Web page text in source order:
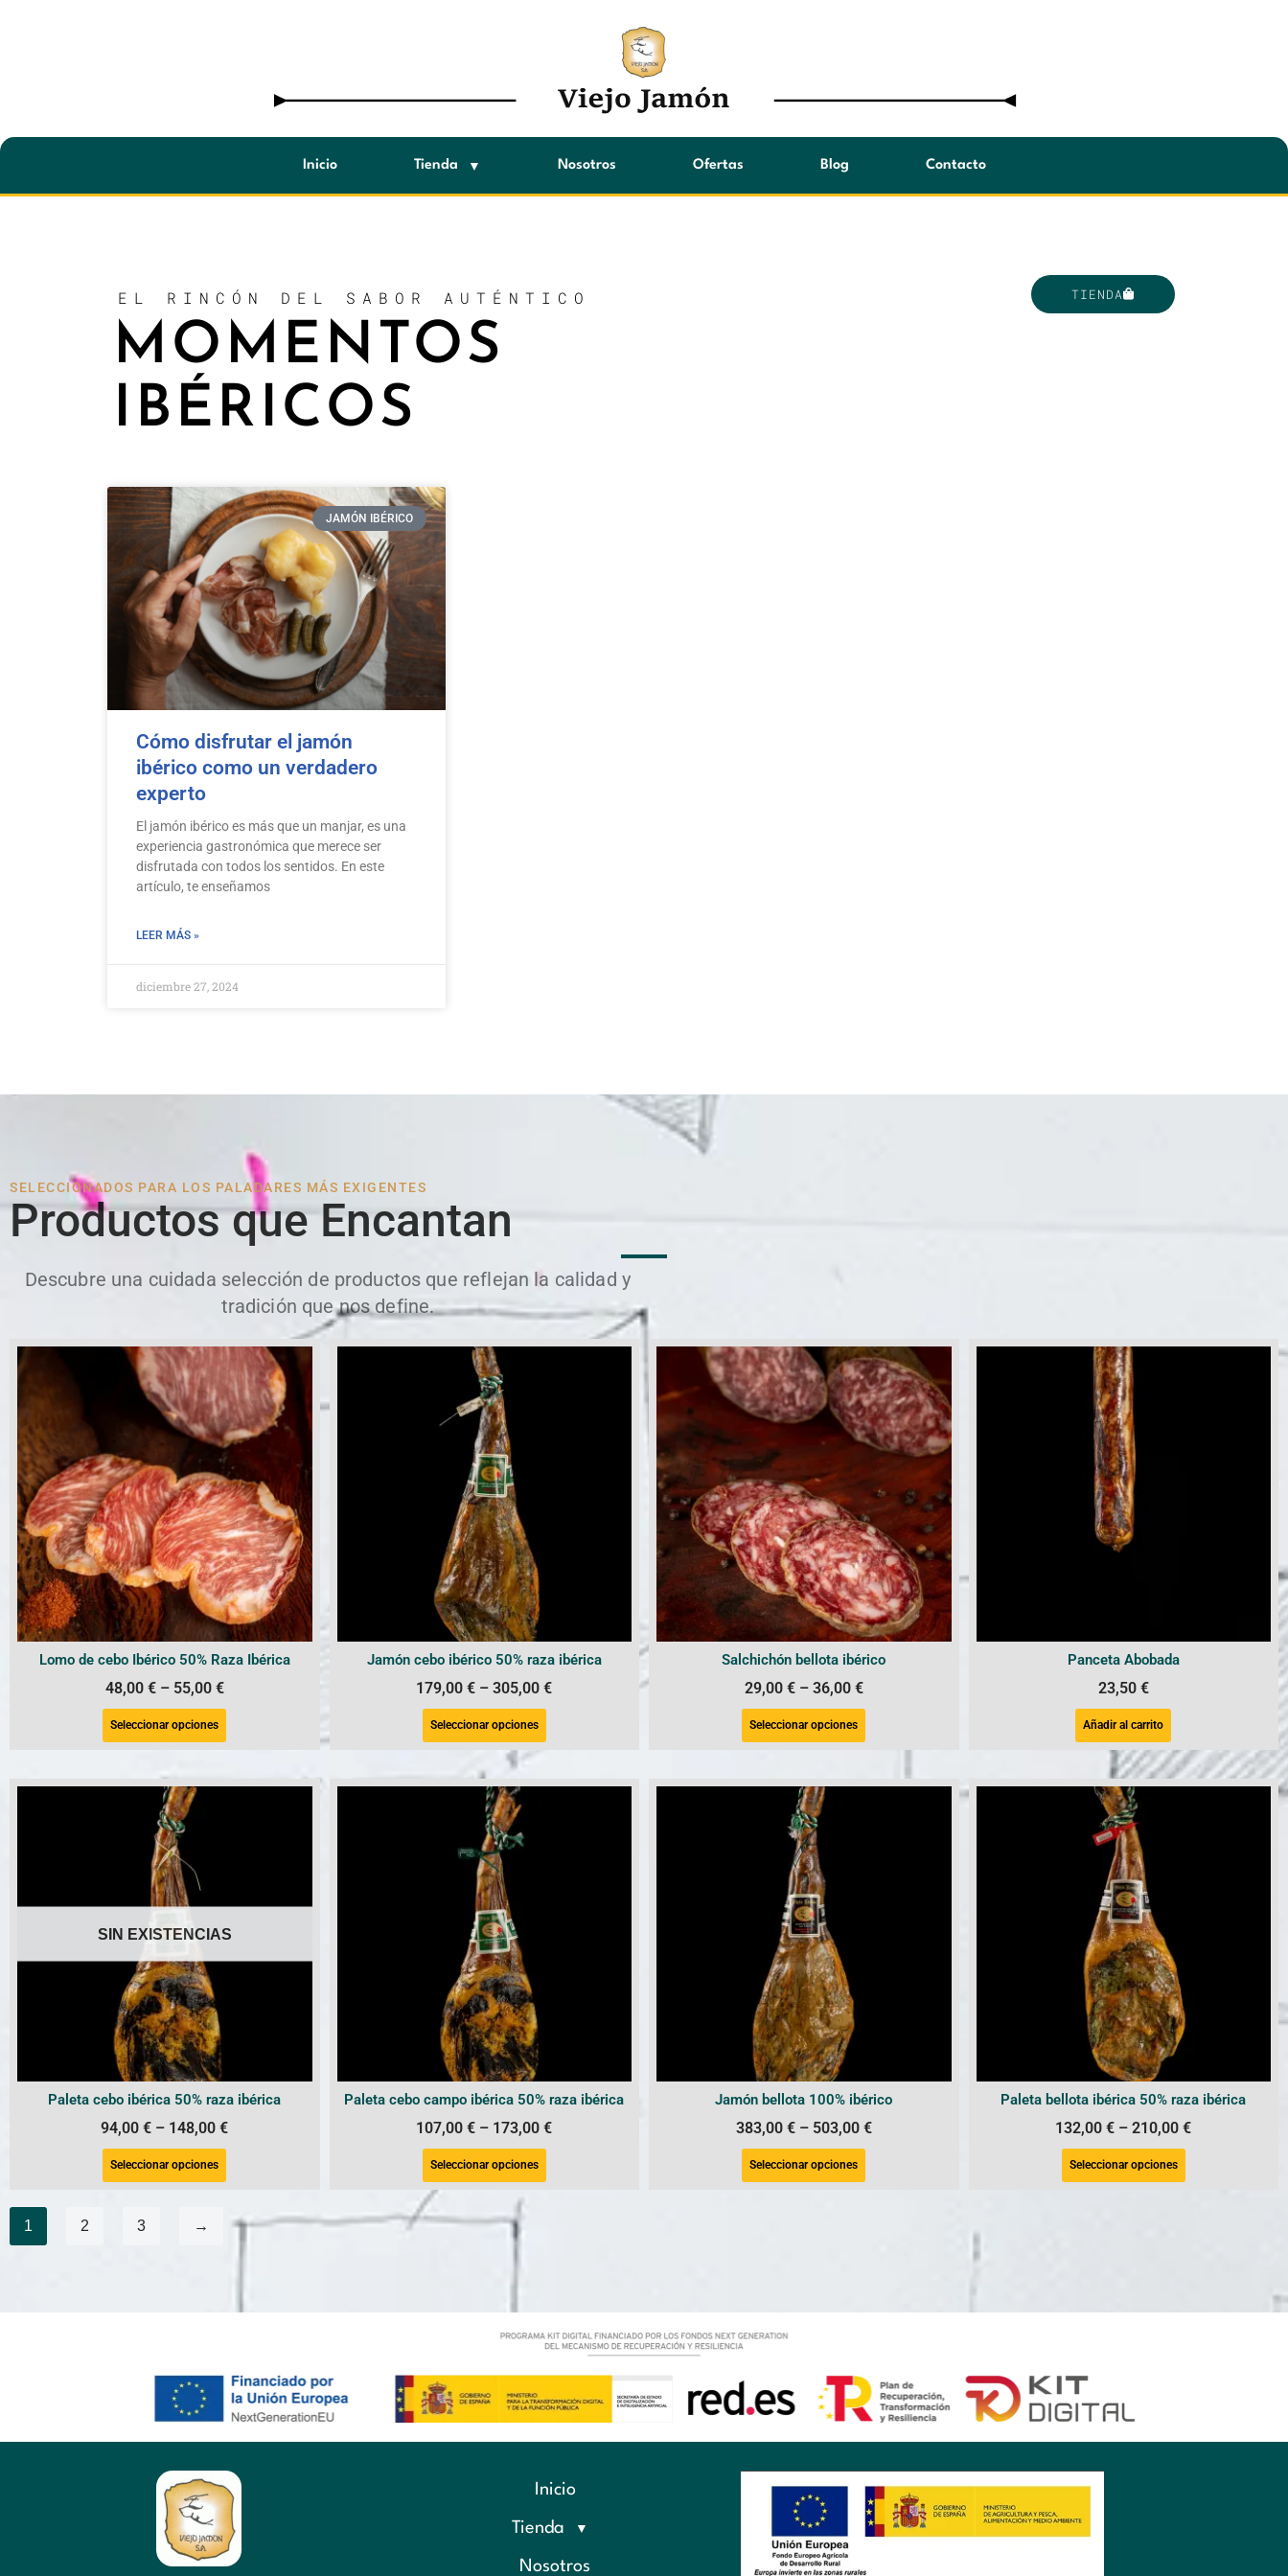
Inicio Tienda Nosotros Ofertas Blog Contacto
EL RINCÓN DEL SABOR AUTÉNTICO
MOMENTOS
IBÉRICOS
TIENDA
JAMÓN IBÉRICO
Cómo disfrutar el jamón
ibérico como un verdadero
experto
El jamón ibérico es más que un manjar, es una
experiencia gastronómica que merece ser
disfrutada con todos los sentidos. En este
artículo, te enseñamos
LEER MÁS »
diciembre 27, 2024
SELECCIONADOS PARA LOS PALADARES MÁS EXIGENTES
Productos que Encantan
Descubre una cuidada selección de productos que reflejan la calidad y
tradición que nos define.
Lomo de cebo Ibérico 50% Raza Ibérica
48,00 €– 55,00 €
Seleccionar opciones
Jamón cebo ibérico 50% raza ibérica
179,00€ –305,00€
Seleccionar opciones
Salchichón bellota ibérico
29,00 €– 36,00 €
Seleccionar opciones
Panceta Abobada
23,50 €
Añadir al carrito
SIN EXISTENCIAS
Paleta cebo ibérica 50% raza ibérica
94,00€ – 148,00€
Seleccionar opciones
Paleta cebo campo ibérica 50% raza ibérica
107,00€ – 173,00€
Seleccionar opciones
Jamón bellota 100% ibérico
383,00 €– 503,00 €
Seleccionar opciones
Paleta bellota ibérica 50% raza ibérica
132,00€ –210,00€
Seleccionar opciones
1 2 3 →
Inicio
Tienda
Nosotros